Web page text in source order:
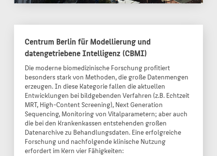
Centrum Berlin für Modellierung und
datengetriebene Intelligenz (CBMI)
Die moderne biomedizinische Forschung profitiert
besonders stark von Methoden, die große Datenmengen
erzeugen. In diese Kategorie fallen die aktuellen
Entwicklungen bei bildgebenden Verfahren (z.B. Echtzeit
MRT, High-Content Screening), Next Generation
Sequencing, Monitoring von Vitalparametern; aber auch
die bei den Krankenkassen entstehenden großen
Datenarchive zu Behandlungsdaten. Eine erfolgreiche
Forschung und nachfolgende klinische Nutzung
erfordert im Kern vier Fähigkeiten: